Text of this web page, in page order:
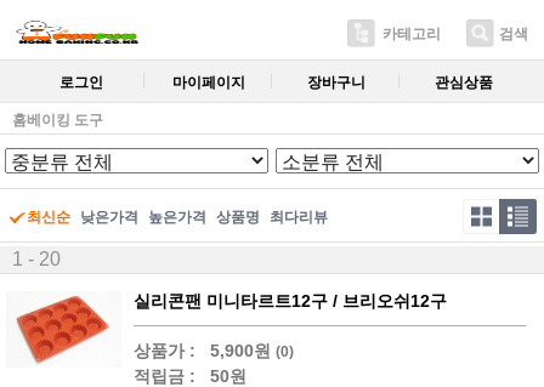
카테고리 검색
로그인 마이페이지 장바구니 관심상품
홈베이킹 도구
최신순 낮은가격 높은가격 상품명 최다리뷰
1 - 20
실리콘팬 미니타르트12구 / 브리오쉬12구
상품가 : 5,900원 (0)
적립금 : 50원